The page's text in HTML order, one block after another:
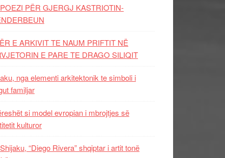
PËR GJERGJ KASTRIOTIN-
E ARKIVIT TE NAUM PRIFTIT NË
E PARE TE DRAGO SILIQIT
nga elementi arkitektonik te simboli i
familjar
si model evropian i mbrojtjes së
kulturor
“Diego Rivera” shqiptar i artit tonë